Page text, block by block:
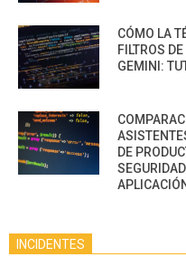
CÓMO LA
FILTROS
GEMINI:
DE
INCIDENTES